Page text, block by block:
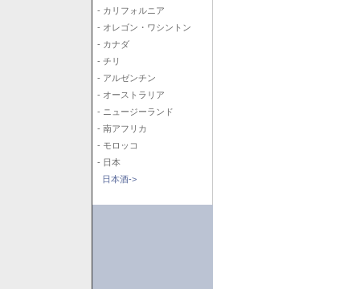
- カリフォルニア
- オレゴン・ワシントン
- カナダ
- チリ
- アルゼンチン
- オーストラリア
- ニュージーランド
- 南アフリカ
- モロッコ
- 日本
日本酒->